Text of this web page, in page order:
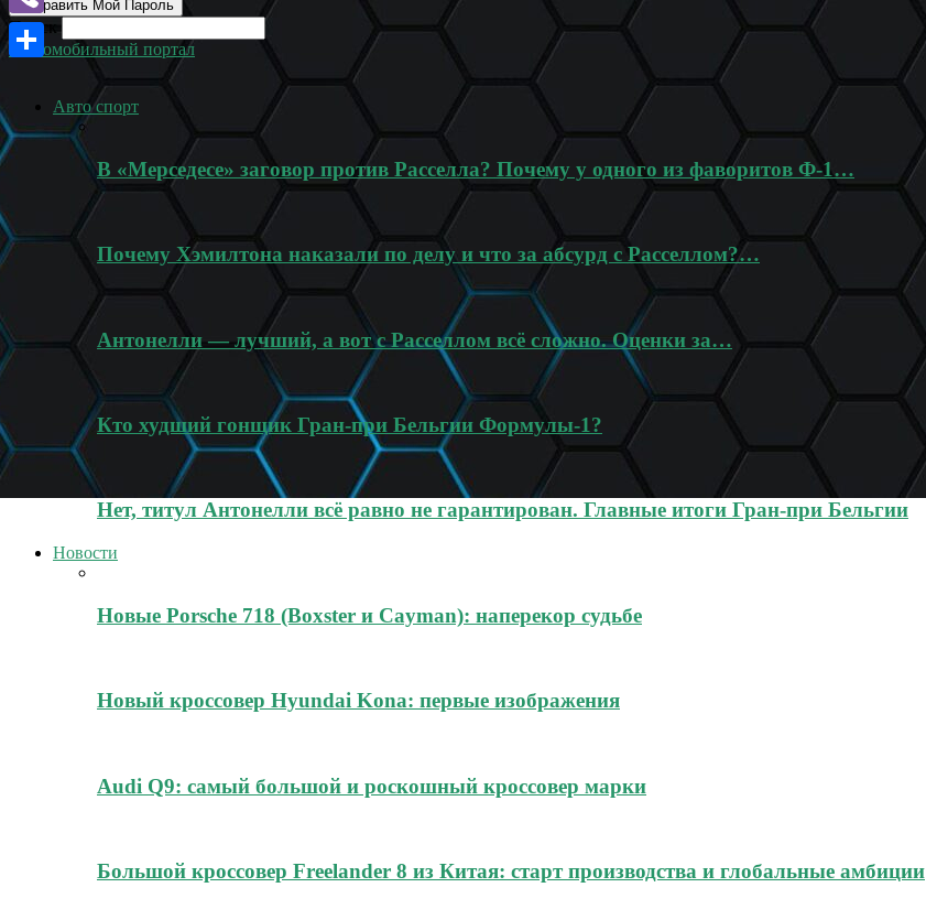
Поиск
Автомобильный портал
Авто спорт
В «Мерседесе» заговор против Расселла? Почему у одного из фаворитов Ф-1…
Почему Хэмилтона наказали по делу и что за абсурд с Расселлом?…
Антонелли — лучший, а вот с Расселлом всё сложно. Оценки за…
Кто худший гонщик Гран-при Бельгии Формулы-1?
Нет, титул Антонелли всё равно не гарантирован. Главные итоги Гран-при Бельгии
Новости
Новые Porsche 718 (Boxster и Cayman): наперекор судьбе
Новый кроссовер Hyundai Kona: первые изображения
Audi Q9: самый большой и роскошный кроссовер марки
Большой кроссовер Freelander 8 из Китая: старт производства и глобальные амбиции
Viber